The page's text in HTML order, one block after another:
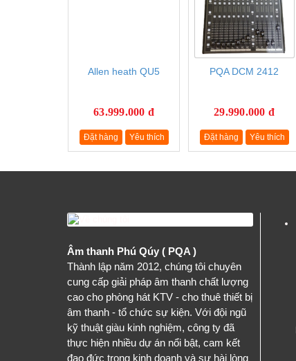
Allen heath QU5
63.999.000 đ
Đặt hàng Yêu thích
PQA DCM 2412
29.990.000 đ
Đặt hàng Yêu thích
Âm thanh Phú Qúy ( PQA )
Thành lập năm 2012, chúng tôi chuyên
cung cấp giải pháp âm thanh chất lượng
cao cho phòng hát KTV - cho thuê thiết bị
âm thanh - tổ chức sự kiện. Với đội ngũ
kỹ thuật giàu kinh nghiệm, công ty đã
thực hiện nhiều dự án nổi bật, cam kết
đạo đức trong kinh doanh và sự hài lòng